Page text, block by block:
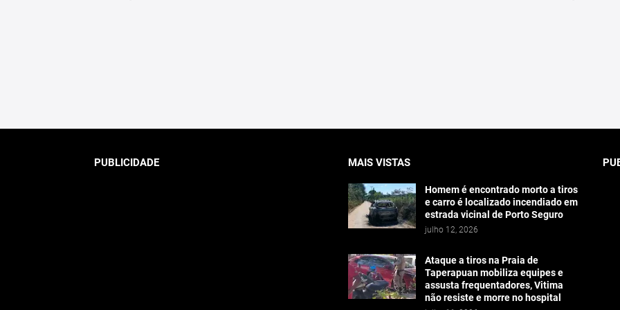
PUBLICIDADE MAIS VISTAS
Homem é encontrado morto a tiros
e carro é localizado incendiado em
estrada vicinal de Porto Seguro
julho 12, 2026
Ataque a tiros na Praia de
Taperapuan mobiliza equipes e
assusta frequentadores, Vitima
não resiste e morre no hospital